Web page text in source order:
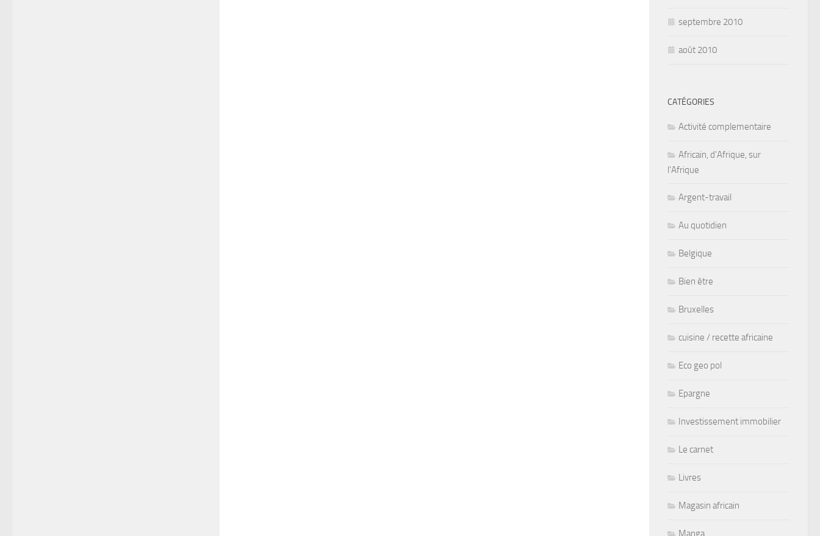
septembre 2010
août 2010
CATÉGORIES
Activité complementaire
Africain, d'Afrique, sur
l'Afrique
Argent-travail
Au quotidien
Belgique
Bien être
Bruxelles
cuisine / recette africaine
Eco geo pol
Epargne
Investissement immobilier
Le carnet
Livres
Magasin africain
Manga